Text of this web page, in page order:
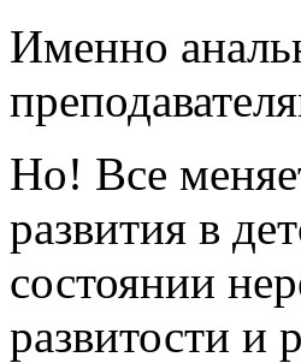
Именно
Но! Все
развития в
состоянии
развитости и